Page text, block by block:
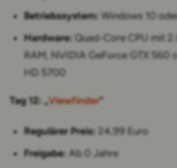
Betriebssystem: Windows 10
Hardware: Quad-Core CPU mit
RAM, NVIDIA GeForce GTX 560
HD 5700
Tag 12: „Viewfinder“
Regulärer Preis:
24,99 Euro
Freigabe: Ab 0 Jahre